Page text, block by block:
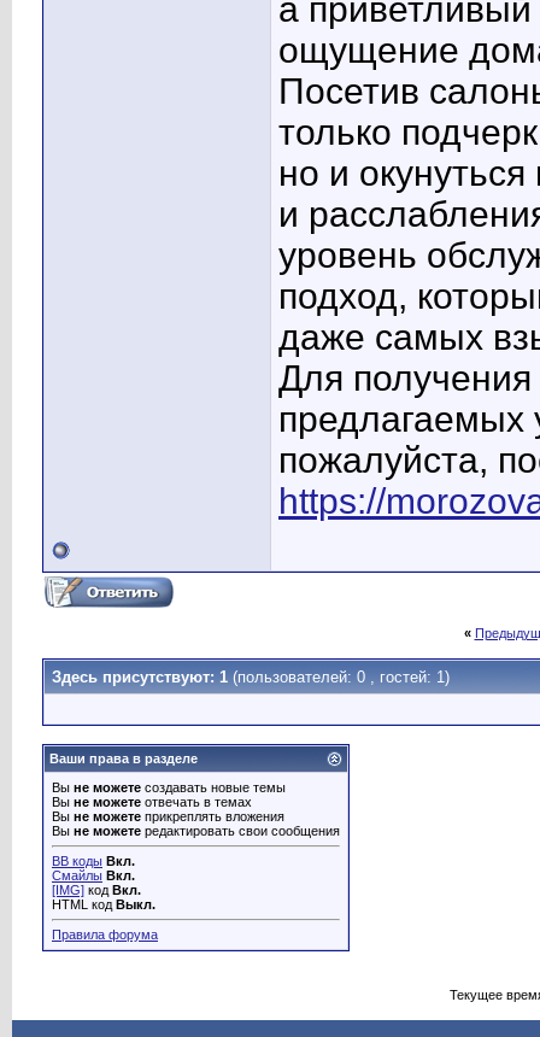
а
ощущение
Посетив
только
но и
и
уровень
подход,
даже самых
Для
предлагаемых
пожалуйста,
https://
«
Здесь присутствуют: 1 (пользователей: 0 , гостей: 1)
Ваши права в разделе
Вы не можете создавать новые темы
Вы не можете отвечать в темах
Вы не можете прикреплять вложения
Вы не можете редактировать свои сообщения
BB коды Вкл.
Смайлы Вкл.
[IMG] код Вкл.
HTML код Выкл.
Правила форума
Текущее